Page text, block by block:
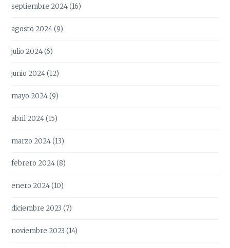
septiembre 2024(16)
agosto 2024(9)
julio 2024(6)
junio 2024(12)
mayo 2024(9)
abril 2024(15)
marzo 2024(13)
febrero 2024(8)
enero 2024(10)
diciembre 2023 (7)
noviembre 2023 (14)